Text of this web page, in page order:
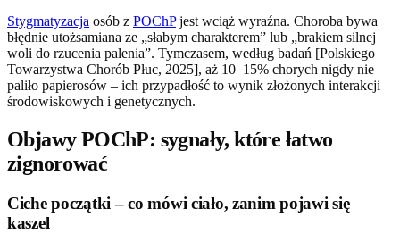
Stygmatyzacja osób z POChPjest wciąż wyraźna. Choroba bywa
błędnie utożsamiana ze „słabym charakterem” lub „brakiem silnej
woli do rzucenia palenia”. Tymczasem, według badań [Polskiego
Towarzystwa Chorób Płuc, 2025], aż 10–15% chorych nigdy nie
paliło papierosów – ich przypadłość to wynik złożonych interakcji
środowiskowych i genetycznych.
Objawy POChP: sygnały, które łatwo
zignorować
Ciche początki – co mówi ciało, zanim pojawi się
kaszel